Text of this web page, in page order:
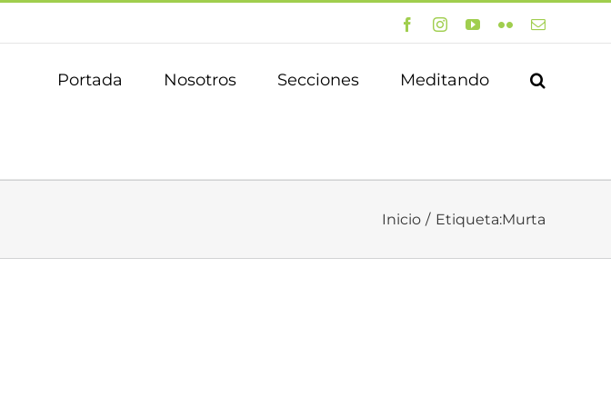
FacebookInstagramYouTube
FlickrCorreo
Portada Nosotros Secciones Meditando
Inicio Etiqueta:Murta